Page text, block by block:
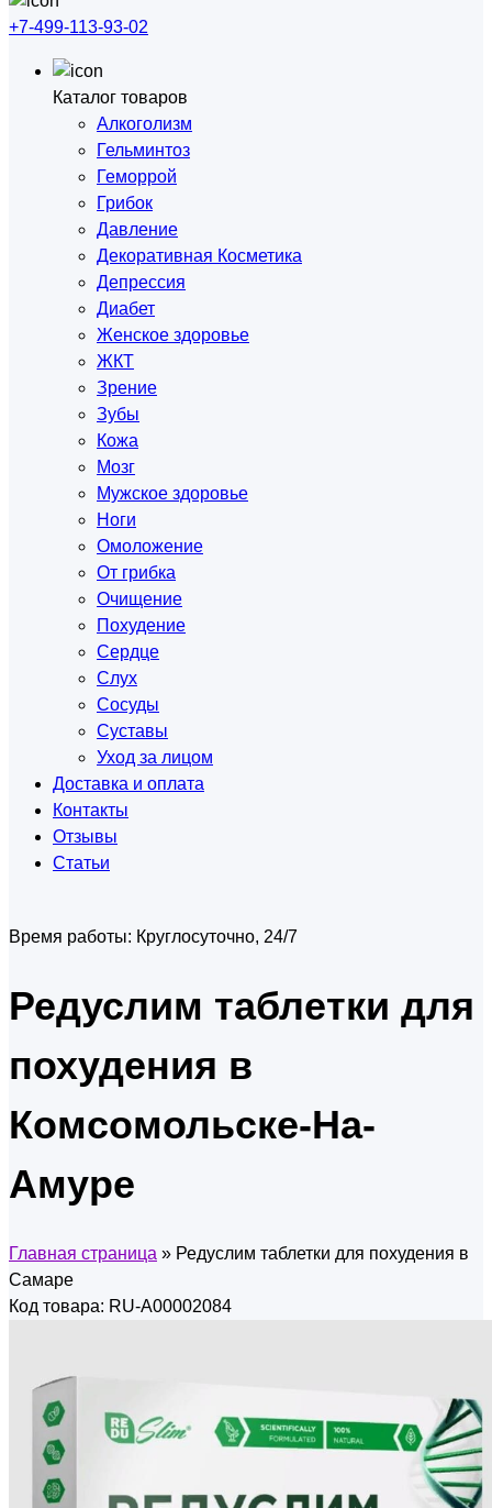
+7-499-113-93-02
Каталог товаров
Алкоголизм
Гельминтоз
Геморрой
Грибок
Давление
Декоративная Косметика
Депрессия
Диабет
Женское здоровье
ЖКТ
Зрение
Зубы
Кожа
Мозг
Мужское здоровье
Ноги
Омоложение
От грибка
Очищение
Похудение
Сердце
Слух
Сосуды
Суставы
Уход за лицом
Доставка и оплата
Контакты
Отзывы
Статьи
Время работы: Круглосуточно, 24/7
Редуслим таблетки для
похудения в
Комсомольске-На-
Амуре
Главная страница » Редуслим таблетки для похудения в
Самаре
Код товара: RU-A00002084